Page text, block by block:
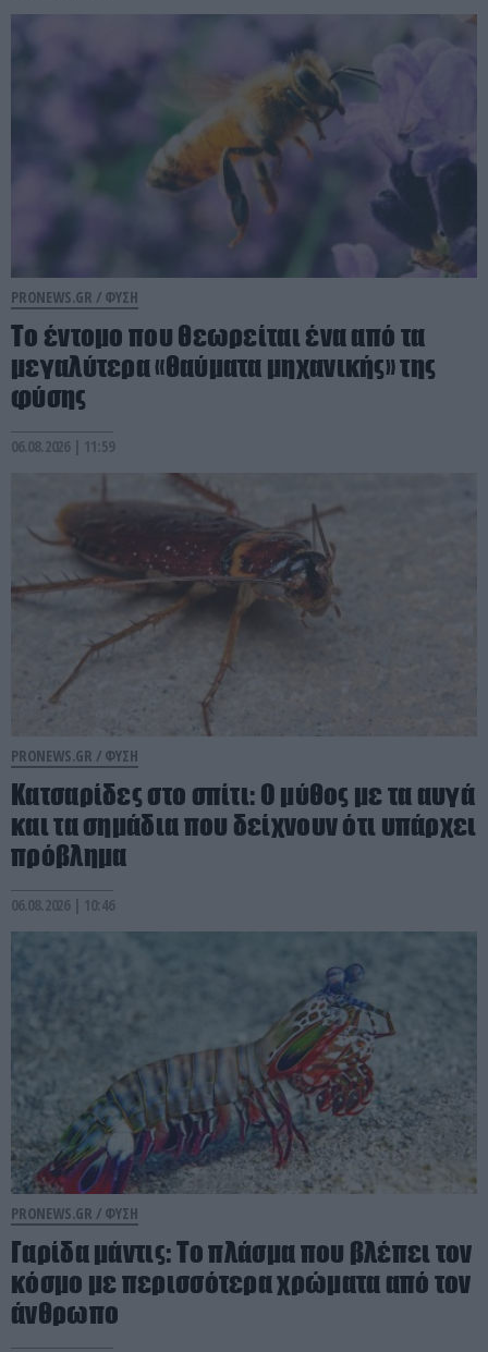
PRONEWS.GR / ΦΥΣΗ
Το έντομο που θεωρείται ένα από τα
μεγαλύτερα «θαύματα μηχανικής» της
φύσης
06.08.2026 | 11:59
PRONEWS.GR / ΦΥΣΗ
Κατσαρίδες στο σπίτι: Ο μύθος με τα αυγά
και τα σημάδια που δείχνουν ότι υπάρχει
πρόβλημα
06.08.2026 | 10:46
PRONEWS.GR / ΦΥΣΗ
Γαρίδα μάντις: Το πλάσμα που βλέπει τον
κόσμο με περισσότερα χρώματα από τον
άνθρωπο